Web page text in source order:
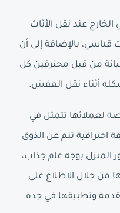
عند نقل الأثاث
قياسي، بالإضافة إلى أن
من قبل محترفين كل
أثناء نقل العفش.
لعملائها تتمثل في
احترافية تنم عن الذوق
المنزل بوجه عام جذاب،
من خلال الاطلاع على
وتطبيقها في جدة.